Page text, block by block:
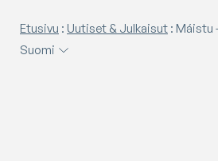
Etusivu : Uutiset & Julkaisut : Máistu
Suomi